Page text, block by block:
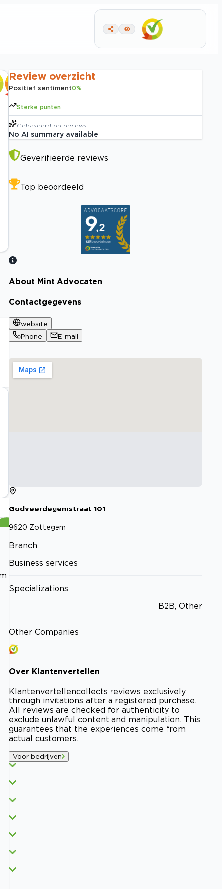
Review overzicht
Positief sentiment0%
Sterke punten
Gebaseerd op reviews
No AI summary available
Geverifieerde reviews
Top beoordeeld
Bekijk certificaat
About Mint Advocaten
Contactgegevens
website
Phone
E-mail
Godveerdegemstraat 101
9620 Zottegem
Branch
Business services
Specializations
B2B, Other
Other Companies
Over Klantenvertellen
Klantenvertellencollects reviews exclusively
through invitations after a registered purchase.
All reviews are checked for authenticity to
exclude unlawful content and manipulation. This
guarantees that the experiences come from
actual customers.
Voor bedrijven